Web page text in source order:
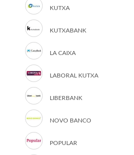
KUTXA
KUTXABANK
LA CAIXA
LABORAL KUTXA
LIBERBANK
NOVO BANCO
POPULAR